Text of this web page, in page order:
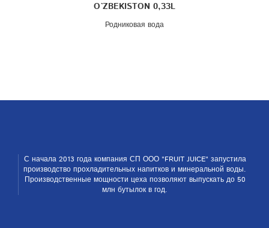
O`ZBEKISTON 0,33L
Родниковая вода
С начала 2013 года компания СП ООО "FRUIT JUICE" запустила
производство прохладительных напитков и ми­неральной воды.
Производственные мощности цеха позволяют выпускать до 50
млн бутылок в год.